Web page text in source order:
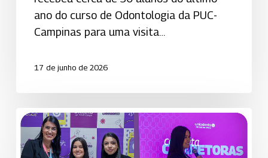
ano do curso de Odontologia da PUC-
Campinas para uma visita…
17 de junho de 2026
2º
Capacita
Corretoras fortalece